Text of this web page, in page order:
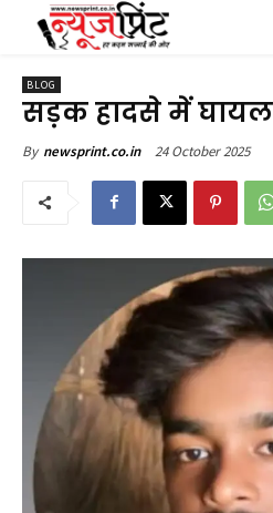
BLOG
सड़क हादसे में
By newsprint.co.in 24 October 2025